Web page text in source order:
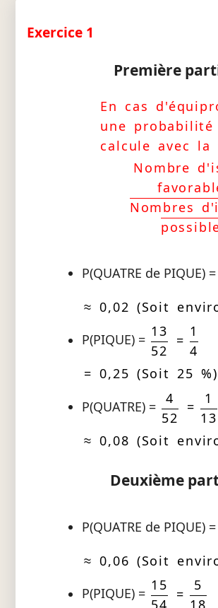
Exercice 1
Première
En cas
une probabilité
calcule avec la
Nombre
Nombres
P(QUATRE de PIQUE) =
≈ 0,02 (Soit
P(PIQUE) =
13
52
=
1
4
= 0,25 (Soit 25 %)
P(QUATRE) =
4
52
=
1
13
≈ 0,08 (Soit
Deuxième
P(QUATRE de PIQUE) =
≈ 0,06 (Soit
P(PIQUE) =
15
54
=
5
18